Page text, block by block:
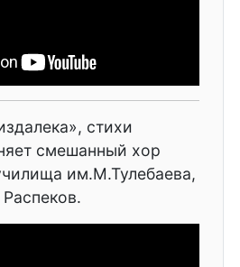
стихи
смешанный хор
им.М.Тулебаева,